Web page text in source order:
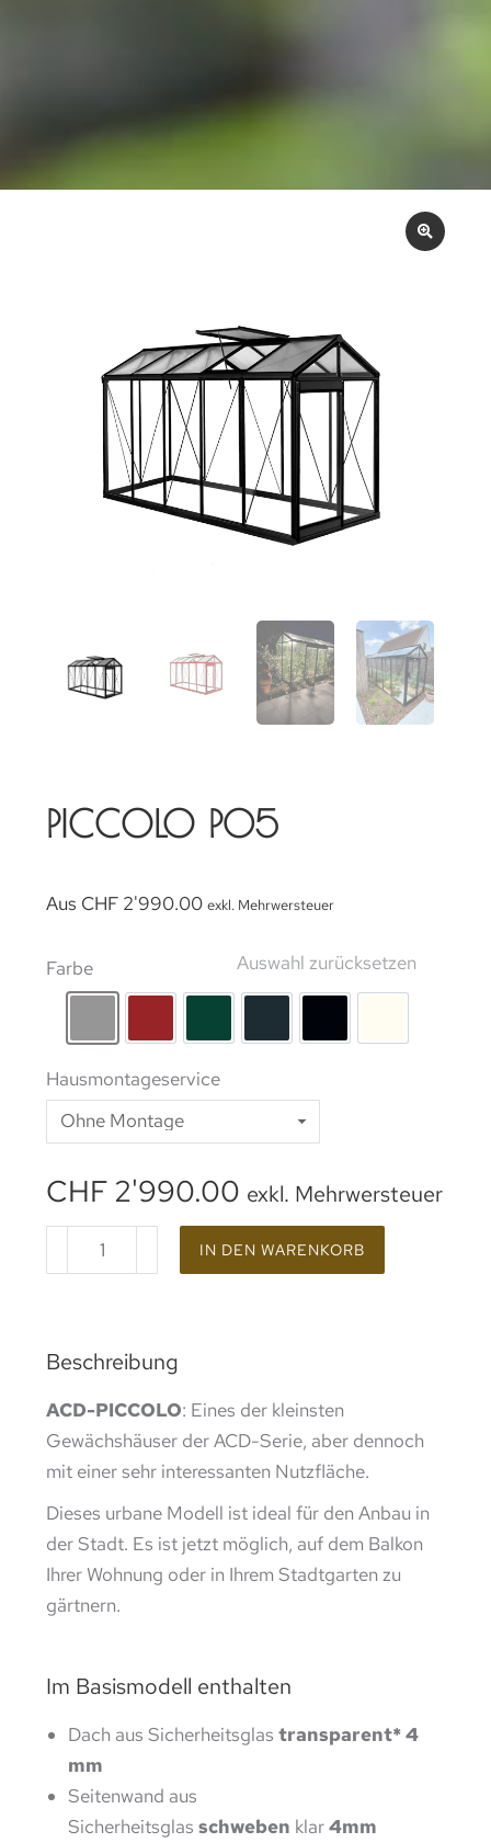
PICCOLO P05
Aus CHF 2'990.00 exkl. Mehrwersteuer
Farbe
Hausmontageservice
Auswahl zurücksetzen
CHF 2'990.00 exkl. Mehrwersteuer
IN DEN WARENKORB
Beschreibung
ACD-PICCOLO: Eines der kleinsten
Gewächshäuser der ACD-Serie, aber dennoch
mit einer sehr interessanten Nutzfläche.
Dieses urbane Modell ist ideal für den Anbau in
der Stadt. Es ist jetzt möglich, auf dem Balkon
Ihrer Wohnung oder in Ihrem Stadtgarten zu
gärtnern.
Im Basismodell enthalten
Dach aus Sicherheitsglastransparent* 4
mm
Seitenwand aus
Sicherheitsglasschweben klar4mm